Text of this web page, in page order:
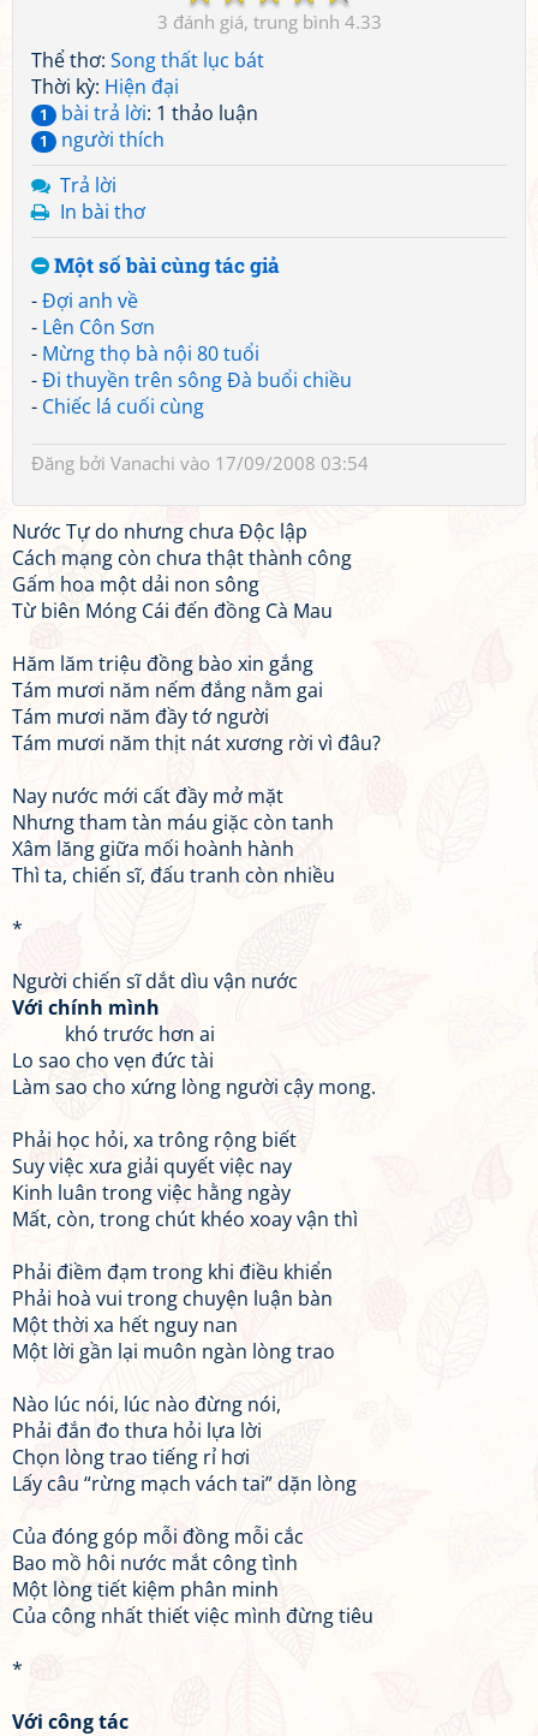
3 4.33
Thể thơ: Song thất lục bát
Thời kỳ: Hiện đại
1 bài trả lời: 1 thảo luận
1
người thích
Trả lời
In bài thơ
Một số bài cùng tác giả
-Đợi anh về
- Lên Côn Sơn
- Mừng thọ bà nội 80 tuổi
-Đi thuyền trên sông Đà buổi chiều
- Chiếc lá cuối cùng
Đăng bởi Vanachi vào 17/09/2008 03:54
Nước Tự do nhưng chưa Độc lập
Cách mạng còn chưa thật thành công
Gấm hoa một dải non sông
Từ biên Móng Cái đến đồng Cà Mau
Hăm lăm triệu đồng bào xin gắng
Tám mươi năm nếm đắng nằm gai
Tám mươi năm đầy tớ người
Tám mươi năm thịt nát xương rời vì đâu?
Nay nước mới cất đầy mở mặt
Nhưng tham tàn máu giặc còn tanh
Xâm lăng giữa mối hoành hành
Thì ta, chiến sĩ, đấu tranh còn nhiều
*
Người chiến sĩ dắt dìu vận nước
Với chính mình
khó trước hơn ai
Lo sao cho vẹn đức tài
Làm sao cho xứng lòng người cậy mong.
Phải học hỏi, xa trông rộng biết
Suy việc xưa giải quyết việc nay
Kinh luân trong việc hằng ngày
Mất, còn, trong chút khéo xoay vận thì
Phải điềm đạm trong khi điều khiển
Phải hoà vui trong chuyện luận bàn
Một thời xa hết nguy nan
Một lời gần lại muôn ngàn lòng trao
Nào lúc nói, lúc nào đừng nói,
Phải đắn đo thưa hỏi lựa lời
Chọn lòng trao tiếng rỉ hơi
Lấy câu “rừng mạch vách tai” dặn lòng
Của đóng góp mỗi đồng mỗi cắc
Bao mồ hôi nước mắt công tình
Một lòng tiết kiệm phân minh
Của công nhất thiết việc mình đừng tiêu
*
Với công tác